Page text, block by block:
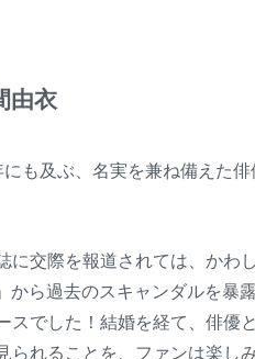
由衣
も及ぶ、名実を兼ね備えた俳
に交際を報道されては、かわ
から過去のスキャンダルを暴
スでした！結婚を経て、俳優
られることを、ファンは楽し